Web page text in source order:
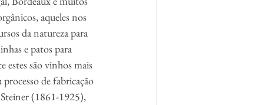
aqueles nos
da natureza para
e patos para
estes são vinhos mais
processo de fabricação
(1861-1925),